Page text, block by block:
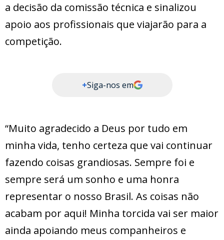
a decisão da comissão técnica e sinalizou
apoio aos profissionais que viajarão para a
competição.
+Siga-nos em
“Muito agradecido a Deus por tudo em
minha vida, tenho certeza que vai continuar
fazendo coisas grandiosas. Sempre foi e
sempre será um sonho e uma honra
representar o nosso Brasil. As coisas não
acabam por aqui! Minha torcida vai ser maior
ainda apoiando meus companheiros e